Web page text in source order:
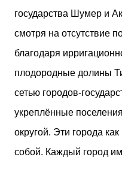
113 жилых единиц
строгих норм
принципов
инклюзивности.
победой в городском
пирамида
застройщиков
«Jardins Secrets» —
средиземноморский
стремились
государства Шумер и
смотря на отсутствие
благодаря
плодородные долины
сетью городов-
укреплённые
округой. Эти города
собой. Каждый город